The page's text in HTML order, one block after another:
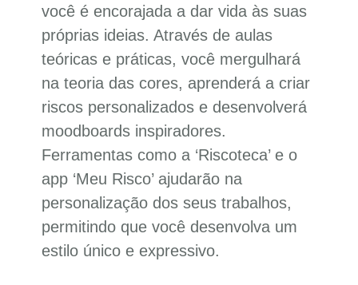
você é encorajada a dar vida às suas
próprias ideias. Através de aulas
teóricas e práticas, você mergulhará
na teoria das cores, aprenderá a criar
riscos personalizados e desenvolverá
moodboards inspiradores.
Ferramentas como a ‘Riscoteca’ e o
app ‘Meu Risco’ ajudarão na
personalização dos seus trabalhos,
permitindo que você desenvolva um
estilo único e expressivo.